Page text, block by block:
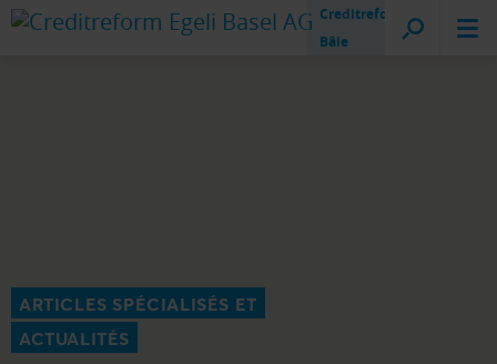
Creditreform
Bâle
ARTICLES SPÉCIALISÉS ET
ACTUALITÉS